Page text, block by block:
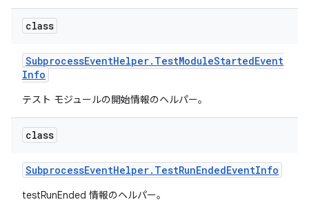
class
SubprocessEventHelper. TestModuleStartedEvent
Info
テスト モジュールの開始情報のヘルパー。
class
SubprocessEventHelper. TestRunEndedEventInfo
testRunEnded 情報のヘルパー。